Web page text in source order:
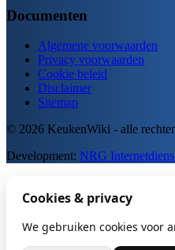
Documenten
Algemene voorwaarden
Privacy voorwaarden
Cookie beleid
Disclaimer
Sitemap
© 2026 KeukenWiki - alle
Development: NRG
Cookies & privacy
We gebruiken cookies voor